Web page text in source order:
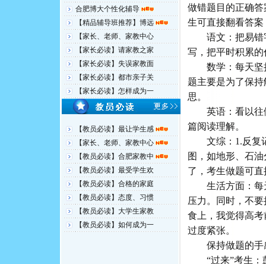
合肥博大个性化辅导
【精品辅导班推荐】博远
【家长、老师、家教中心
【家长必读】请家教之家
【家长必读】失误家教面
【家长必读】都市亲子关
【家长必读】怎样成为一
【教员必读】最让学生感
【家长、老师、家教中心
【教员必读】合肥家教中
【教员必读】最受学生欢
【教员必读】合格的家庭
【教员必读】态度、习惯
【教员必读】大学生家教
【教员必读】如何成为一
做错题目的正确
生可直接翻看答
语文：把易错字
写，把平时积累
数学：每天坚持
题主要是为了保
思。
英语：看以往做
篇阅读理解。
文综：1.反复记
图，如地形、石
了，考生做题可
生活方面：每天
压力。同时，不
食上，我觉得高
过度紧张。
保持做题的手
“过来”考生：